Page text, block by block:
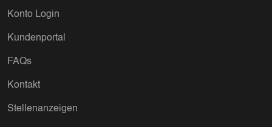
Konto Login
Kundenportal
FAQs
Kontakt
Stellenanzeigen